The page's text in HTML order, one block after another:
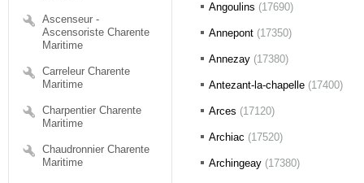
Ascenseur -
Ascensoriste Charente
Maritime
Carreleur Charente
Maritime
Charpentier Charente
Maritime
Chaudronnier Charente
Maritime
Angoulins (17690)
Annepont (17350)
Annezay (17380)
Antezant-la-chapelle (17400)
Arces (17120)
Archiac (17520)
Archingeay (17380)